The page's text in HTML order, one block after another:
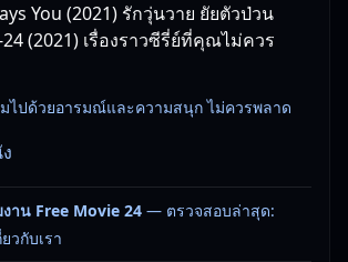
You (2021) รักวุ่นวาย ยัยตัวป่วน
(2021) เรื่องราวซีรี่ย์ที่คุณไม่ควร
มไปด้วยอารมณ์และความสนุก ไม่ควรพลาด
าน Free Movie 24 — ตรวจสอบล่าสุด:
ยวกับเรา